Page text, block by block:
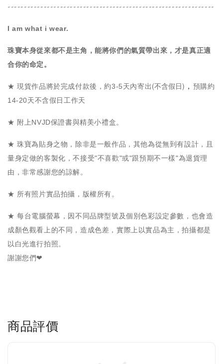
---------------------------------------------------------------
I am what i wear.
珠寶本身從來都不是主角，能將你們的氣質帶出來，才是真正適
合你的命定。
★ 現貨作品將於完成付款後，約3-5天內寄出(不含假日) ， 預購約
14-20天不含假日工作天
★ 附上NVJD保證書與精美小禮盒。
★ 珠寶為貼身之物，除非是一般作品，其他為從無到有設計，且
量身定做的客製化，不接受"不喜歡"或"跟預期不一樣"為退貨理
由，非常感謝您的諒解。
★ 所有照片實品拍攝，版權所有。
★ 每台電腦螢幕，因不同品牌型號及個別色彩設定參數，也會造
成顏色觀看上的不同，造成色差，實際上以實品為主，拍攝都是
以白光進行拍照。
謝謝您們❤
商品評價